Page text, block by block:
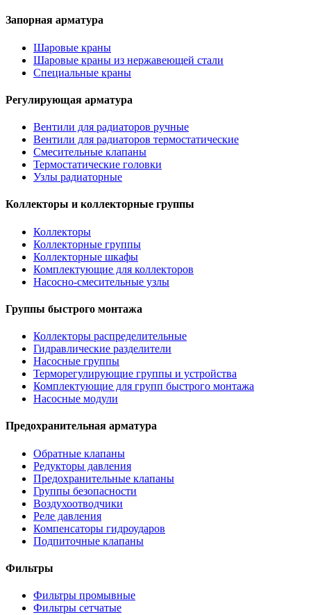
Запорная арматура
Шаровые краны
Шаровые краны из нержавеющей стали
Специальные краны
Регулирующая арматура
Вентили для радиаторов ручные
Вентили для радиаторов термостатические
Смесительные клапаны
Термостатические головки
Узлы радиаторные
Коллекторы и коллекторные группы
Коллекторы
Коллекторные группы
Коллекторные шкафы
Комплектующие для коллекторов
Насосно-смесительные узлы
Группы быстрого монтажа
Коллекторы распределительные
Гидравлические разделители
Насосные группы
Терморегулирующие группы и устройства
Комплектующие для групп быстрого монтажа
Насосные модули
Предохранительная арматура
Обратные клапаны
Редукторы давления
Предохранительные клапаны
Группы безопасности
Воздухоотводчики
Реле давления
Компенсаторы гидроударов
Подпиточные клапаны
Фильтры
Фильтры промывные
Фильтры сетчатые